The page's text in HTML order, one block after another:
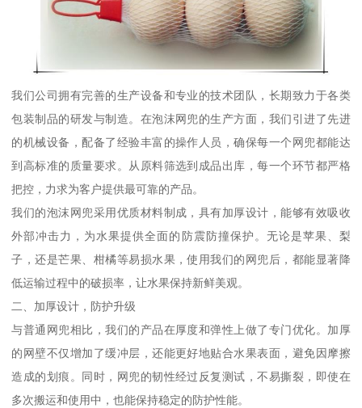
我们公司拥有完善的生产设备和专业的技术团队，长期致力于各类
包装制品的研发与制造。在泡沫网兜的生产方面，我们引进了先进
的机械设备，配备了经验丰富的操作人员，确保每一个网兜都能达
到高标准的质量要求。从原料筛选到成品出库，每一个环节都严格
把控，力求为客户提供最可靠的产品。
我们的泡沫网兜采用优质材料制成，具有加厚设计，能够有效吸收
外部冲击力，为水果提供全面的防震防撞保护。无论是苹果、梨
子，还是芒果、柑橘等易损水果，使用我们的网兜后，都能显著降
低运输过程中的破损率，让水果保持新鲜美观。
二、加厚设计，防护升级
与普通网兜相比，我们的产品在厚度和弹性上做了专门优化。加厚
的网壁不仅增加了缓冲层，还能更好地贴合水果表面，避免因摩擦
造成的划痕。同时，网兜的韧性经过反复测试，不易撕裂，即使在
多次搬运和使用中，也能保持稳定的防护性能。